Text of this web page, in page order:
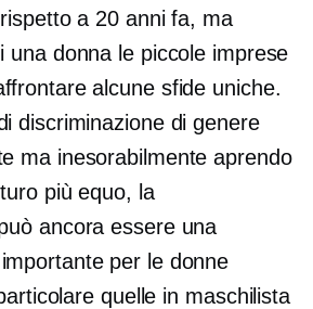
a 20 anni fa, ma
una donna le piccole imprese
alcune sfide uniche.
discriminazione di genere
ma inesorabilmente aprendo
più equo, la
ancora essere una
per le donne
quelle in maschilista